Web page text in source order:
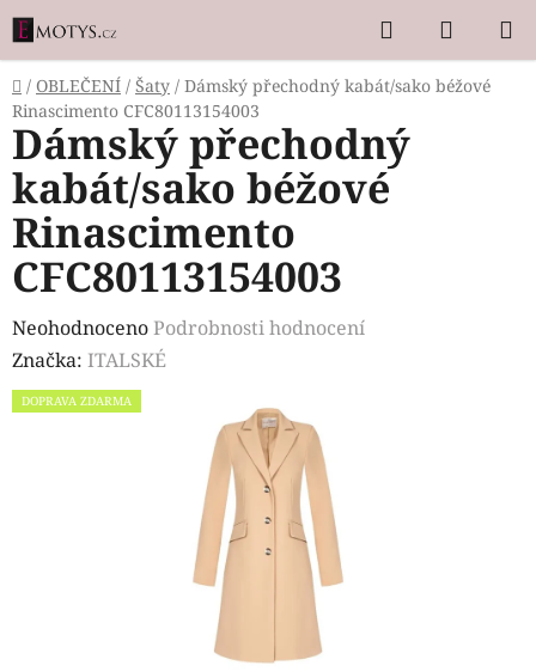
Přejít
na
obsah
Hledat
KOŠÍK
Domů
/ OBLEČENÍ / Šaty / Dámský přechodný kabát/sako béžové
Rinascimento CFC80113154003
Dámský přechodný
kabát/sako béžové
Rinascimento
CFC80113154003
Průměrné
hodnocení
produktu
NeohodnocenoPodrobnosti hodnocení
Značka: ITALSKÉ
DOPRAVA ZDARMA